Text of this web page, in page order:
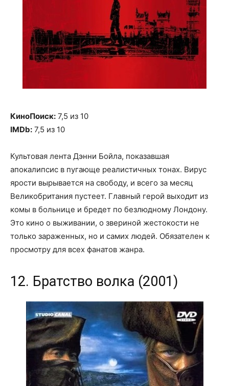
КиноПоиск: 7,5 из 10
IMDb: 7,5 из 10
Культовая лента Дэнни Бойла, показавшая
апокалипсис в пугающе реалистичных тонах. Вирус
ярости вырывается на свободу, и всего за месяц
Великобритания пустеет. Главный герой выходит из
комы в больнице и бредет по безлюдному Лондону.
Это кино о выживании, о звериной жестокости не
только зараженных, но и самих людей. Обязателен к
просмотру для всех фанатов жанра.
12. Братство волка (2001)